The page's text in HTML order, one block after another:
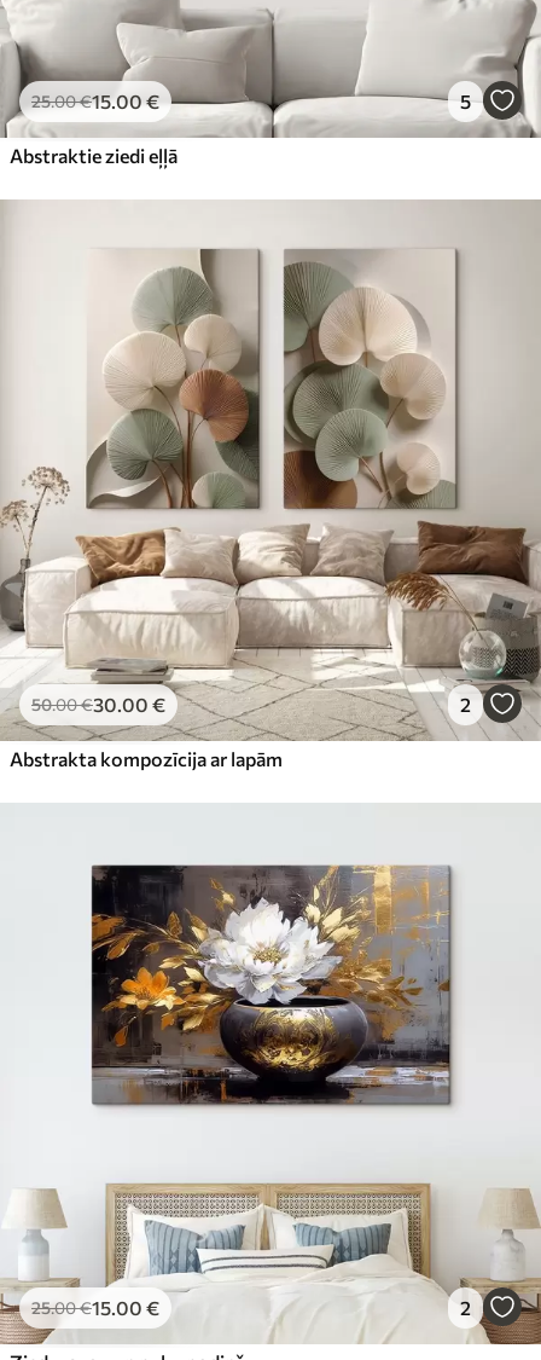
25.00€15.00€ 5
Abstraktie ziedi eļļā
50.00€30.00 € 2
Abstrakta kompozīcija ar lapām
25.00€15.00 € 2